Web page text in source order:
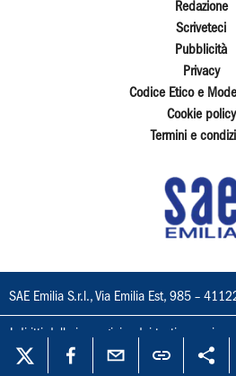
Redazione
Scriveteci
Pubblicità
Privacy
Codice Etico e
Cookie policy
Termini e
SAE Emilia S.r.l., Via Emilia Est, 985 –
I diritti delle immagini e dei testi sono
loro riproduzione con qualsiasi mezzo e